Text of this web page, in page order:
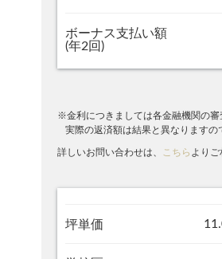
ボーナス支払い額
(年2回)
※金利につきましては各金融機関の審
実際の返済額は結果と異なりますの
詳しいお問い合わせは、 こちら よりご
坪単価